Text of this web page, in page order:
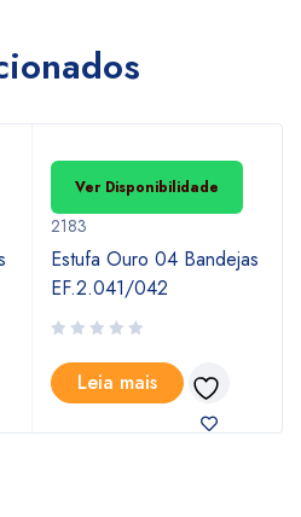
Ver Disponibilidade
2183
Estufa Ouro 04 Bandejas
EF.2.041/042
Leia mais